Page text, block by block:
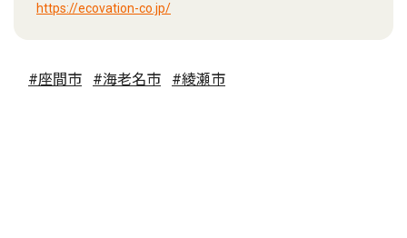
https://ecovation-co.jp/
#座間市 #海老名市 #綾瀬市